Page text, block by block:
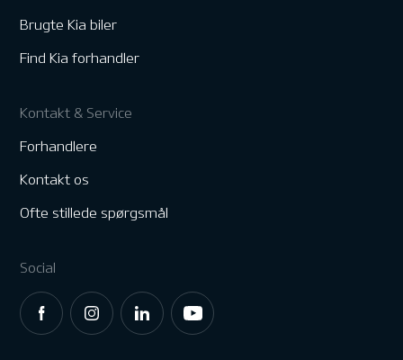
Brugte Kia biler
Find Kia forhandler
Kontakt & Service
Forhandlere
Kontakt os
Ofte stillede spørgsmål
Social